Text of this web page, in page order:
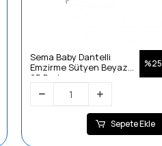
Sema Baby Dantelli
Emzirme Sütyen Beyaz
95 Beden
%25
Sepete Ekle